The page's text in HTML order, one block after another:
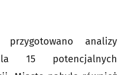
analizy
15 potencjalnych